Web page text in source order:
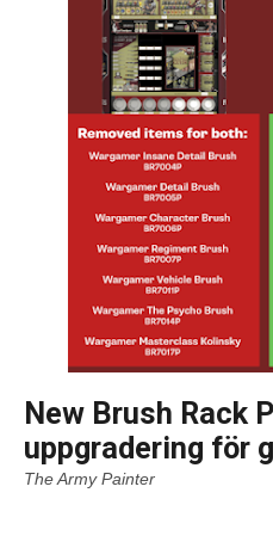
New Brush Rack
uppgradering för
The Army Painter